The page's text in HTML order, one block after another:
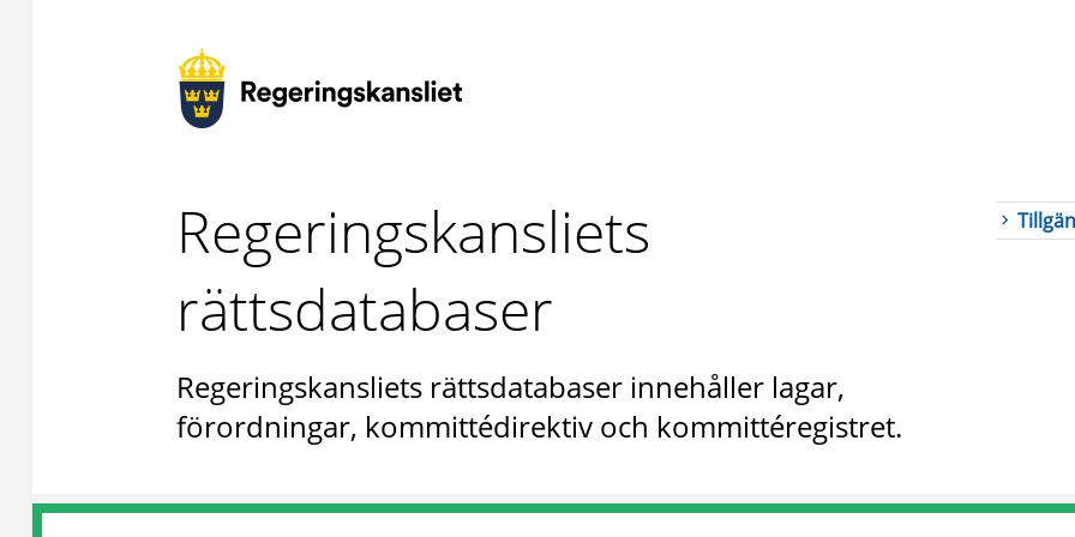
Regeringskansliets
rättsdatabaser
Regeringskansliets rättsdatabaser innehåller lagar,
förordningar, kommittédirektiv och kommittéregistret.